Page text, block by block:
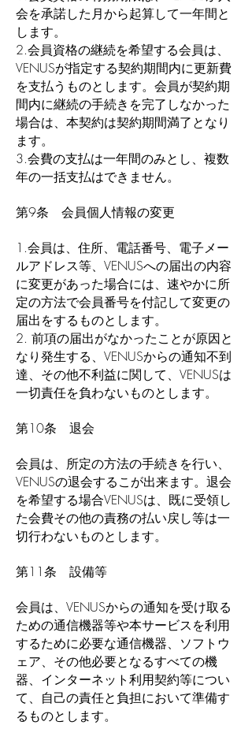
会を承諾した月から起算して一年間と
します。
2.会員資格の継続を希望する会員は、
VENUSが指定する契約期間内に更新費
を支払うものとします。会員が契約期
間内に継続の手続きを完了しなかった
場合は、本契約は契約期間満了となり
ます。
3.会費の支払は一年間のみとし、複数
年の一括支払はできません。
第9条 会員個人情報の変更
1.会員は、住所、電話番号、電子メー
ルアドレス等、VENUSへの届出の内容
に変更があった場合には、速やかに所
定の方法で会員番号を付記して変更の
届出をするものとします。
2. 前項の届出がなかったことが原因と
なり発生する、VENUSからの通知不到
達、その他不利益に関して、VENUSは
一切責任を負わないものとします。
第10条 退会
会員は、所定の方法の手続きを行い、
VENUSの退会するこが出来ます。退会
を希望する場合VENUSは、既に受領し
た会費その他の責務の払い戻し等は一
切行わないものとします。
第11条 設備等
会員は、VENUSからの通知を受け取る
ための通信機器等や本サービスを利用
するために必要な通信機器、ソフトウ
ェア、その他必要となるすべての機
器、インターネット利用契約等につい
て、自己の責任と負担において準備す
るものとします。